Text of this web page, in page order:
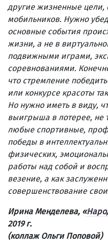
другие жизненные цели,
мобильников. Нужно
основные события
жизни, а не в
подвижными играми,
соревнованиями.
что стремление
или конкурсе красоты
Но нужно иметь в виду,
выигрыша в лотерее, не
любые спортивные,
победы в
физических,
работы над собой и
везение, а как
совершенствование
Ирина Менделева, «
2019 г.
(коллаж Ольги Поповой)